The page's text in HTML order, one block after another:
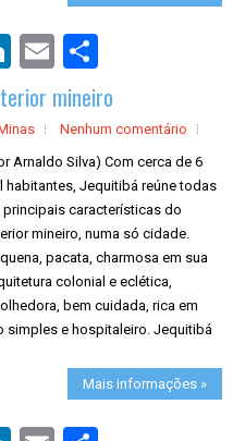
r
e
mineiro
Nenhum comentário
Arnaldo Silva) Com cerca de 6
habitantes, Jequitibá reúne todas
principais características do
mineiro, numa só cidade.
pacata, charmosa em sua
colonial e eclética,
bem cuidada, rica em
simples e hospitaleiro. Jequitibá
Mais informações »